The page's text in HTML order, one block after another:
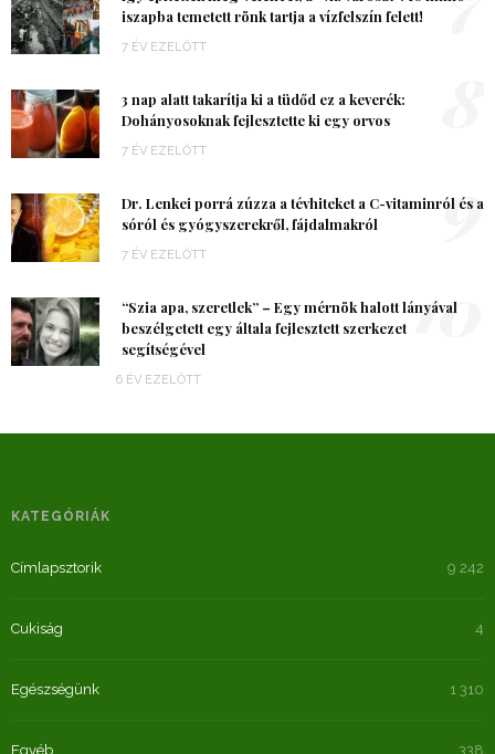
iszapba temetett rönk tartja a vízfelszín felett!
7 ÉV EZELŐTT
3 nap alatt takarítja ki a tüdőd ez a keverék:
Dohányosoknak fejlesztette ki egy orvos
7 ÉV EZELŐTT
Dr. Lenkei porrá zúzza a tévhiteket a C-vitaminról és a
sóról és gyógyszerekről, fájdalmakról
7 ÉV EZELŐTT
9
“Szia apa, szeretlek” – Egy mérnök halott lányával
beszélgetett egy általa fejlesztett szerkezet
segítségével
6 ÉV EZELŐTT
10
KATEGÓRIÁK
Címlapsztorik 9 242
Cukiság 4
Egészségünk 1 310
Egyéb 338